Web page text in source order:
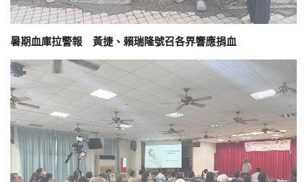
暑期血庫拉警報 黃捷、賴瑞隆號召各界響應捐血